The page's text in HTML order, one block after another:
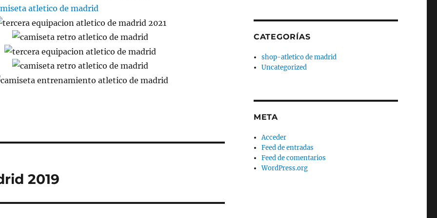
2019
CATEGORÍAS
shop-atletico de madrid
Uncategorized
META
Acceder
Feed de entradas
Feed de comentarios
WordPress.org